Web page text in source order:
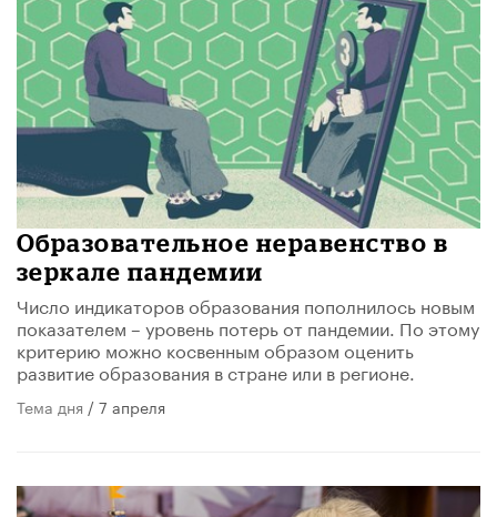
Образовательное неравенство в
зеркале пандемии
Число индикаторов образования пополнилось новым
показателем – уровень потерь от пандемии. По этому
критерию можно косвенным образом оценить
развитие образования в стране или в регионе.
Тема дня / 7 апреля